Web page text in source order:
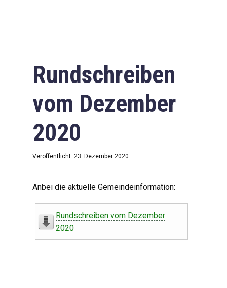
Rundschreiben
vom Dezember
2020
Veröffentlicht: 23. Dezember 2020
Anbei die aktuelle Gemeindeinformation:
Rundschreiben vom Dezember
2020